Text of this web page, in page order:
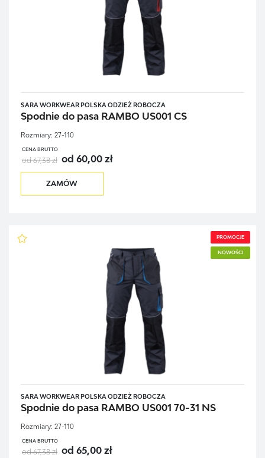
SARA WORKWEAR POLSKA ODZIEŻ ROBOCZA
Spodnie do pasa RAMBO US001 CS
Rozmiary: 27-110
CENA BRUTTO
od 67,38 zł od 60,00 zł
ZAMÓW
PROMOCJE
NOWOŚCI
SARA WORKWEAR POLSKA ODZIEŻ ROBOCZA
Spodnie do pasa RAMBO US001 70-31 NS
Rozmiary: 27-110
CENA BRUTTO
od 67,38 zł od 65,00 zł